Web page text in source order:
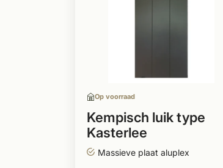
Op voorraad
Kempisch luik type
Kasterlee
Massieve plaat aluplex